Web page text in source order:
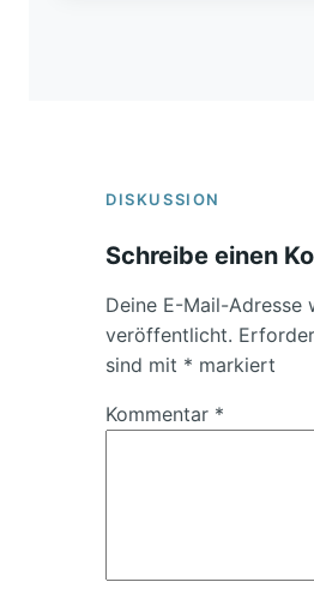
DISKUSSION
Schreibe einen
Deine E-Mail-Adresse
veröffentlicht.
sind mit * markiert
Kommentar *